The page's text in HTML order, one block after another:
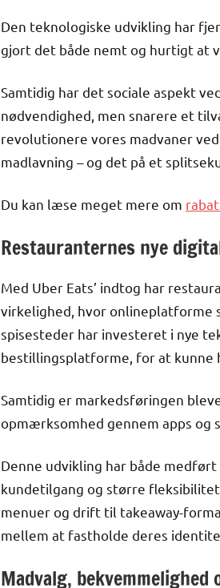
Den teknologiske udvikling har
gjort det både nemt og hurtigt at
Samtidig har det sociale aspekt
nødvendighed, men snarere et
revolutionere vores madvaner
madlavning – og det på et
Du kan læse meget mere om
Restauranternes nye
Med Uber Eats’ indtog har
virkelighed, hvor onlineplatforme
spisesteder har investeret i nye
bestillingsplatforme, for at kunne
Samtidig er markedsføringen
opmærksomhed gennem apps og
Denne udvikling har både
kundetilgang og større
menuer og drift til takeaway-
mellem at fastholde deres
Madvalg,